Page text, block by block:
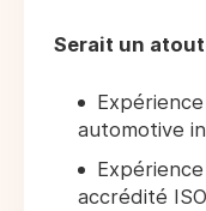
Serait un atout
automotive
accrédité